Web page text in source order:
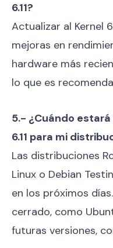
6.11?
Actualizar al Kernel
mejoras en
hardware más
lo que es
5.- ¿Cuándo
6.11 para mi
Las distribuciones
Linux o Debian
en los próximos
cerrado, como
futuras versiones,